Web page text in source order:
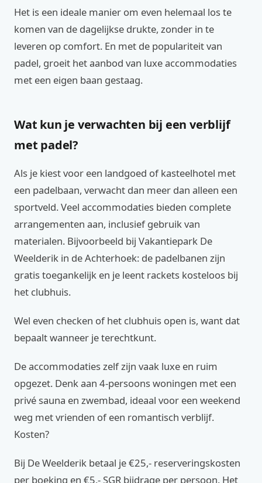
Het is een ideale manier om even helemaal los te
komen van de dagelijkse drukte, zonder in te
leveren op comfort. En met de populariteit van
padel, groeit het aanbod van luxe accommodaties
met een eigen baan gestaag.
Wat kun je verwachten bij een verblijf
met padel?
Als je kiest voor een landgoed of kasteelhotel met
een padelbaan, verwacht dan meer dan alleen een
sportveld. Veel accommodaties bieden complete
arrangementen aan, inclusief gebruik van
materialen. Bijvoorbeeld bij Vakantiepark De
Weelderik in de Achterhoek: de padelbanen zijn
gratis toegankelijk en je leent rackets kosteloos bij
het clubhuis.
Wel even checken of het clubhuis open is, want dat
bepaalt wanneer je terechtkunt.
De accommodaties zelf zijn vaak luxe en ruim
opgezet. Denk aan 4-persoons woningen met een
privé sauna en zwembad, ideaal voor een weekend
weg met vrienden of een romantisch verblijf.
Kosten?
Bij De Weelderik betaal je €25,- reserveringskosten
per boeking en €5,- SGR bijdrage per persoon. Het